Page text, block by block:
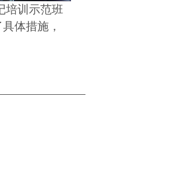
培训示范班
体措施，